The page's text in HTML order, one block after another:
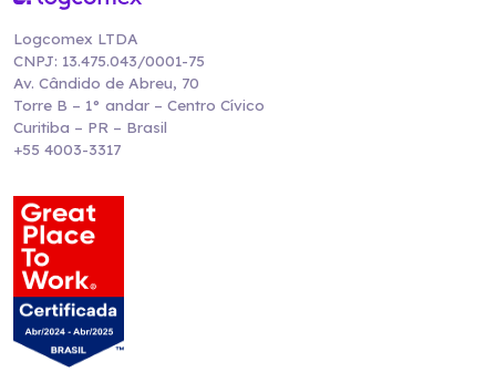
Logcomex LTDA
CNPJ: 13.475.043/0001-75
Av. Cândido de Abreu, 70
Torre B – 1° andar – Centro Cívico
Curitiba – PR – Brasil
+55 4003-3317